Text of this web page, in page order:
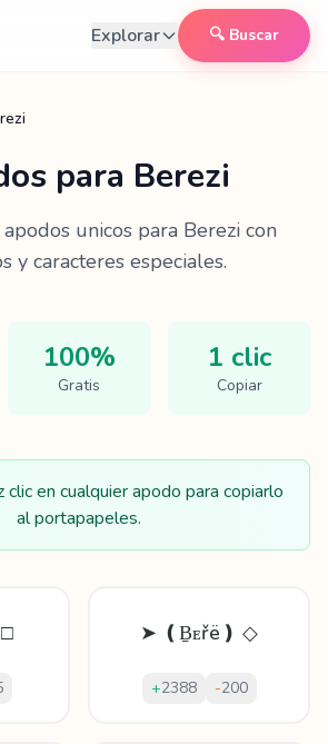
Explorar 🔍 Buscar
para Berezi
apodos unicos para Berezicon
y caracteres especiales.
100%
Gratis
1 clic
Copiar
clic en cualquier apodo para copiarlo
al portapapeles.
➤ ❪Ḇᴇřë❫ ◇
+2388 -200